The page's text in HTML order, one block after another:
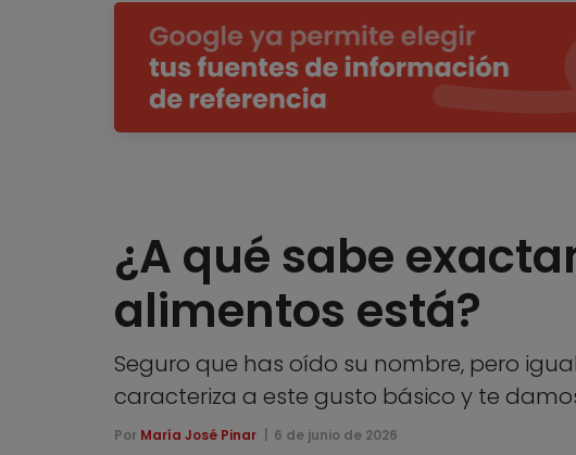
¿A qué sabe
alimentos está?
Seguro que has oído su nombre, pero
caracteriza a este gusto básico y te
Por María José Pinar 6 de junio de 2026